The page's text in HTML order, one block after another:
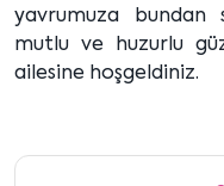
yavrumuza bundan
mutlu ve huzurlu
ailesine hoşgeldiniz.